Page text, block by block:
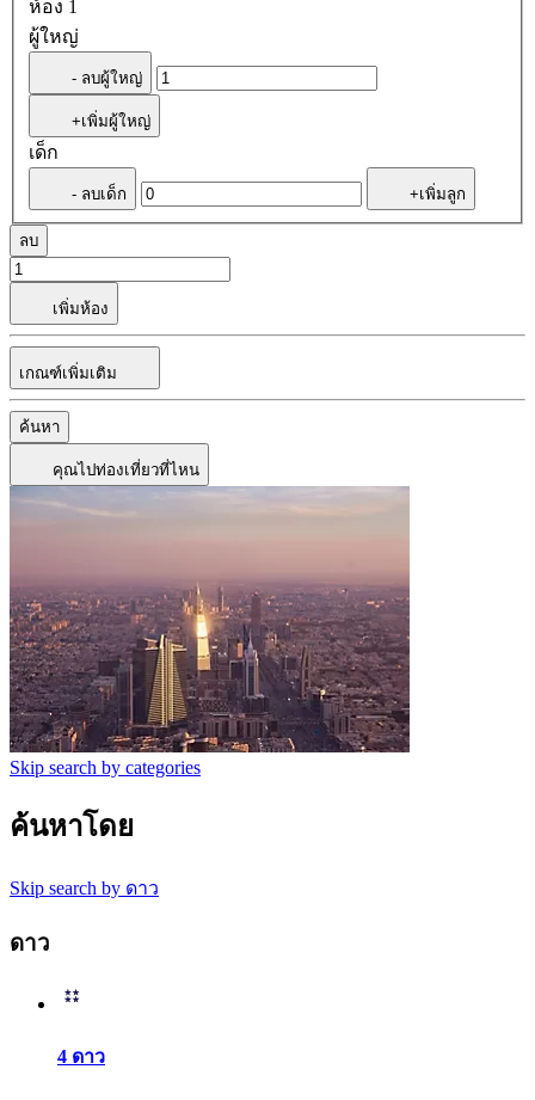
ห้อง 1
ผู้ใหญ่
- ลบผู้ใหญ่
+เพิ่มผู้ใหญ่
เด็ก
- ลบเด็ก +เพิ่มลูก
ลบ
เพิ่มห้อง
เกณฑ์เพิ่มเติม
ค้นหา
คุณไปท่องเที่ยวที่ไหน
Skip search by categories
ค้นหาโดย
Skip search by ดาว
ดาว
4 ดาว